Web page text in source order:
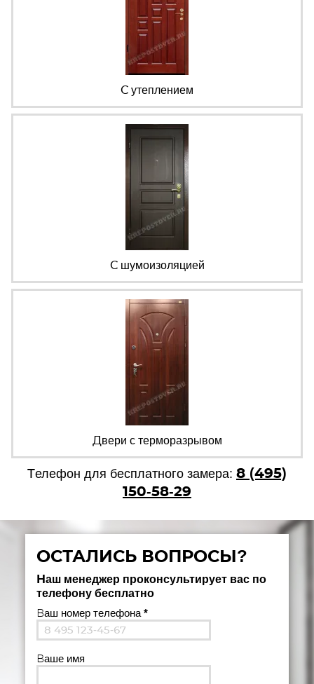
С утеплением
С шумоизоляцией
Двери с терморазрывом
Телефон для бесплатного замера: 8 (495)
150-58-29
ОСТАЛИСЬ ВОПРОСЫ?
Наш менеджер проконсультирует вас по
телефону бесплатно
Ваш номер телефона *
Ваше имя